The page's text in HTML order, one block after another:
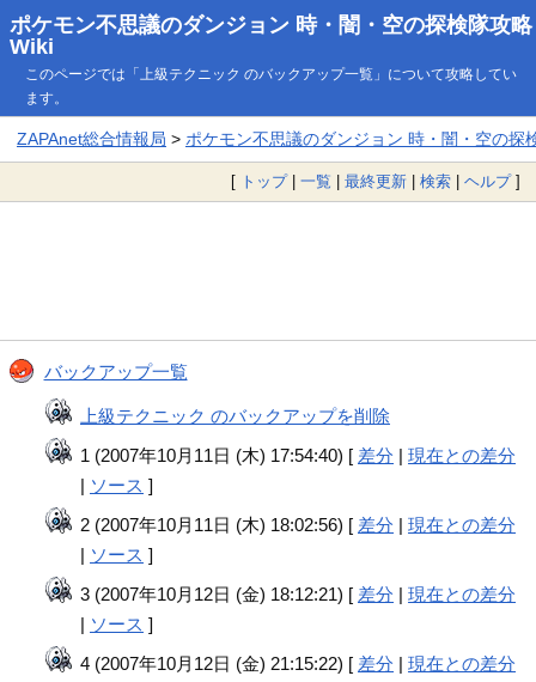
ポケモン不思議のダンジョン 時・闇・空の探検隊攻略
Wiki
このページでは「上級テクニック のバックアップ一覧」について攻略してい
ます。
ZAPAnet総合情報局 > ポケモン不思議のダンジョン 時・闇・空の探
[ トップ| 一覧 | 最終更新 | 検索 | ヘルプ]
バックアップ一覧
上級テクニック のバックアップを削除
1 (2007年10月11日 (木) 17:54:40) [ 差分 |現在との差分
| ソース ]
2 (2007年10月11日 (木) 18:02:56) [ 差分 |現在との差分
| ソース ]
3 (2007年10月12日 (金) 18:12:21) [ 差分 |現在との差分
| ソース ]
4 (2007年10月12日 (金) 21:15:22) [ 差分 |現在との差分